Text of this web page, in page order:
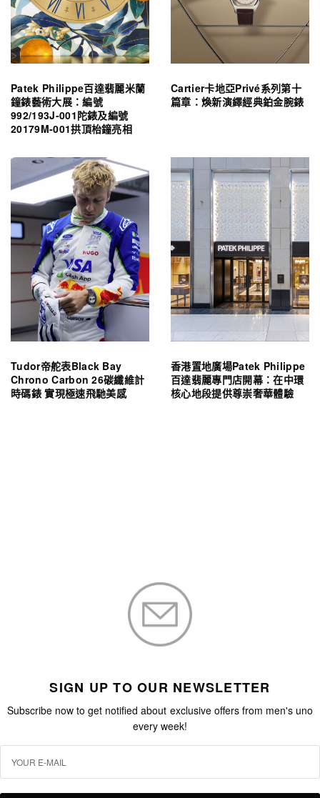
Patek Philippe百達翡麗米蘭
鐘錶藝術大展：編號
992/193J-001陀錶及編號
20179M-001拱頂枱鐘亮相
Cartier卡地亞Privé系列第十
篇章：煥新演繹經典鉑金腕錶
Tudor帝舵表Black Bay
Chrono Carbon 26碳纖維計
時碼錶 實現極速飛馳美感
香港置地廣場Patek Philippe
百達翡麗專門店開幕：在中環
核心地段提供尊崇奢華體驗
SIGN UP TO OUR NEWSLETTER
Subscribe now to get notified about exclusive offers from men's uno
every week!